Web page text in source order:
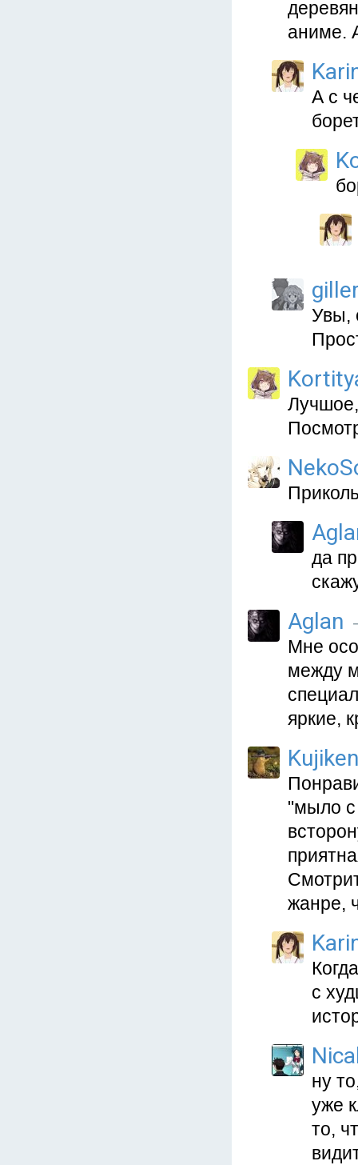
аниме.
А с
Увы,
да
Aglan
Мне
между
яркие,
"мыло с
жанре,
с
ну
уже
то,